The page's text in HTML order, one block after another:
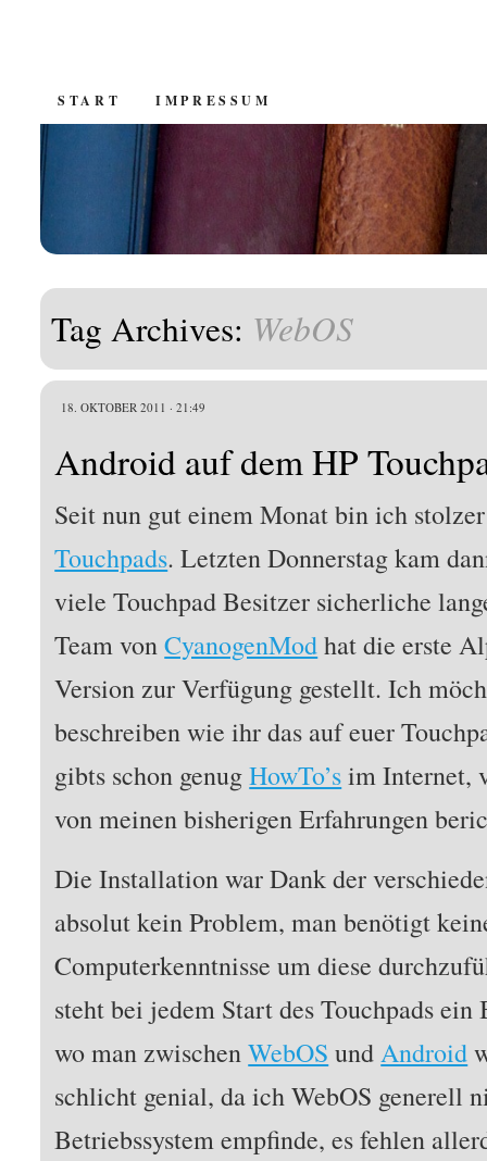
SKIP
CONTENT
START IMPRESSUM
Tag Archives: WebOS
18. OKTOBER 2011 · 21:49
Android auf dem HP
Seit nun gut einem Monat bin ich
Touchpads. Letzten Donnerstag kam
viele Touchpad Besitzer sicherliche
Team vonCyanogenModhat die erste
Version zur Verfügung gestellt. Ich
beschreiben wie ihr das auf euer
gibts schon genugHowTo’sim Internet,
von meinen bisherigen Erfahrungen
Die Installation war Dank der
absolut kein Problem, man benötigt
Computerkenntnisse um diese
steht bei jedem Start des Touchpads
wo man zwischenWebOS undAndroid
schlicht genial, da ich WebOS generell
Betriebssystem empfinde, es fehlen